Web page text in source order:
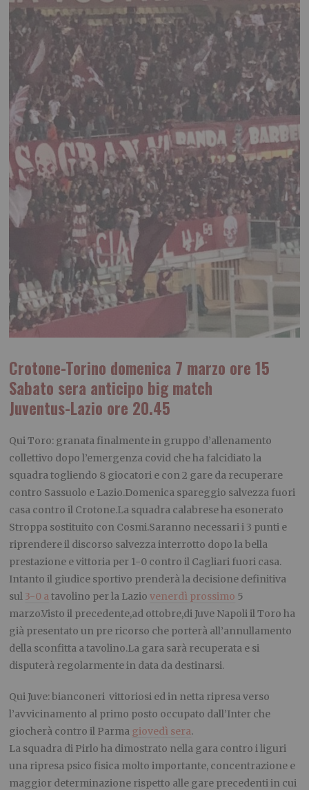
Crotone-Torino domenica 7 marzo ore 15
Sabato sera anticipo big match
Juventus-Lazio ore 20.45
Qui Toro: granata finalmente in gruppo d’allenamento
collettivo dopo l’emergenza covid che ha falcidiato la
squadra togliendo 8 giocatori e con 2 gare da recuperare
contro Sassuolo e Lazio.Domenica spareggio salvezza fuori
casa contro il Crotone.La squadra calabrese ha esonerato
Stroppa sostituito con Cosmi.Saranno necessari i 3 punti e
riprendere il discorso salvezza interrotto dopo la bella
prestazione e vittoria per 1-0 contro il Cagliari fuori casa.
Intanto il giudice sportivo prenderà la decisione definitiva
sul 3-0 atavolino per la Laziovenerdì prossimo 5
marzo.Visto il precedente,ad ottobre,di Juve Napoli il Toro ha
già presentato un pre ricorso che porterà all’annullamento
della sconfitta a tavolino.La gara sarà recuperata e si
disputerà regolarmente in data da destinarsi.
Qui Juve: bianconeri vittoriosi ed in netta ripresa verso
l’avvicinamento al primo posto occupato dall’Inter che
giocherà contro il Parma giovedì sera.
La squadra di Pirlo ha dimostrato nella gara contro i liguri
una ripresa psico fisica molto importante, concentrazione e
maggior determinazione rispetto alle gare precedenti in cui